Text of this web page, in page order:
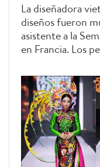
La diseñadora
diseños fueron
asistente a la
en Francia. Los
para crear otras